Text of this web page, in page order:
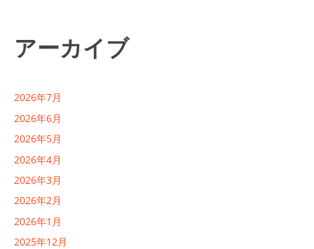
ゲ
シ
ョ
ン
アーカイブ
2026年7月
2026年6月
2026年5月
2026年4月
2026年3月
2026年2月
2026年1月
2025年12月